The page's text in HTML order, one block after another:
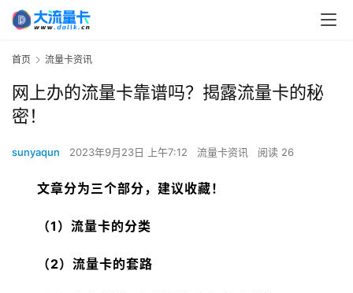
首页 流量卡资讯
网上办的流量卡靠谱吗？揭露流量卡的秘
密！
sunyaqun 2023年9月23日 上午7:12 流量卡资讯 阅读 26
文章分为三个部分，建议收藏！
（1）流量卡的分类
（2）流量卡的套路